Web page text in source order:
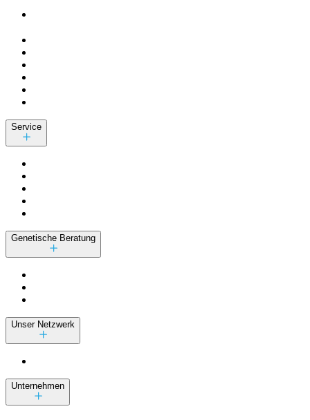
Service
Genetische Beratung
Unser Netzwerk
Unternehmen